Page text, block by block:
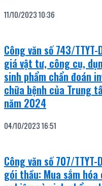
11/10/202310:36
Công văn số 743/
giá vật tư, công cụ,
sinh phẩm chẩn đoán
chữa bệnh của Trung
năm 2024
04/10/202316:51
Công văn số 707/
gói thầu: Mua sắm